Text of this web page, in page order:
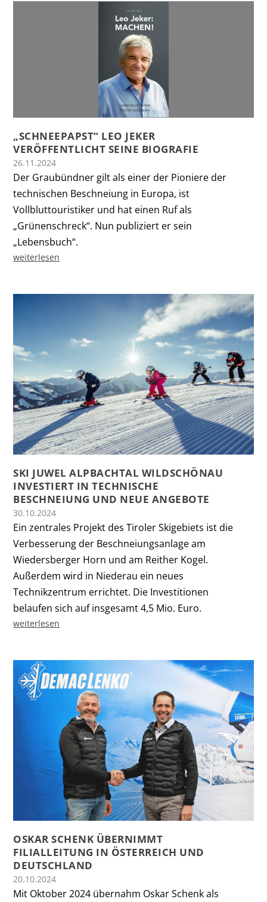
„SCHNEEPAPST“ LEO JEKER
VERÖFFENTLICHT SEINE BIOGRAFIE
26.11.2024
Der Graubündner gilt als einer der Pioniere der
technischen Beschneiung in Europa, ist
Vollbluttouristiker und hat einen Ruf als
„Grünenschreck“. Nun publiziert er sein
„Lebensbuch“.
weiterlesen
SKI JUWEL ALPBACHTAL WILDSCHÖNAU
INVESTIERT IN TECHNISCHE
BESCHNEIUNG UND NEUE ANGEBOTE
30.10.2024
Ein zentrales Projekt des Tiroler Skigebiets ist die
Verbesserung der Beschneiungsanlage am
Wiedersberger Horn und am Reither Kogel.
Außerdem wird in Niederau ein neues
Technikzentrum errichtet. Die Investitionen
belaufen sich auf insgesamt 4,5 Mio. Euro.
weiterlesen
OSKAR SCHENK ÜBERNIMMT
FILIALLEITUNG IN ÖSTERREICH UND
DEUTSCHLAND
20.10.2024
Mit Oktober 2024 übernahm Oskar Schenk als